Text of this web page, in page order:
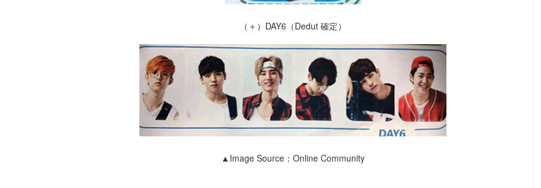
（＋）DAY6（Dedut 確定）
▲Image Source：Online Community